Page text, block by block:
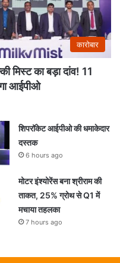
कारोबार
मिस्ट का बड़ा दांव! 11
आईपीओ
शिपरॉकेट आईपीओ की धमाकेदार
दस्तक
6 hours ago
मोटर इंश्योरेंस बना श्रीराम की
ताकत, 25% ग्रोथ से Q1 में
मचाया तहलका
7 hours ago